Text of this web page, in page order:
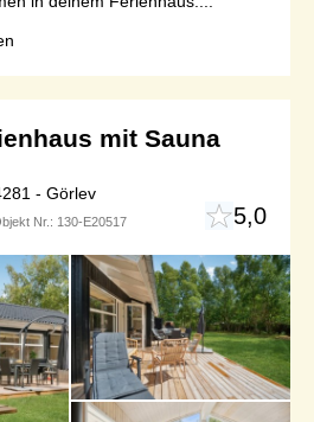
mit Sauna
- Görlev
Nr.: 130-E20517 5,0